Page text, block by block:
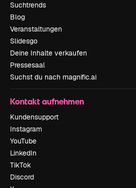
Suchtrends
Blog
Veranstaltungen
Slidesgo
Deine Inhalte verkaufen
Pressesaal
Suchst du nach magnific.ai
Kontakt aufnehmen
Kundensupport
Instagram
YouTube
LinkedIn
TikTok
Discord